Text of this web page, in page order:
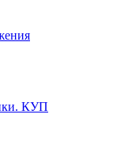
КУП